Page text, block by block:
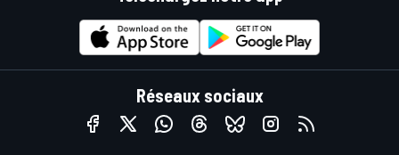
Réseaux sociaux